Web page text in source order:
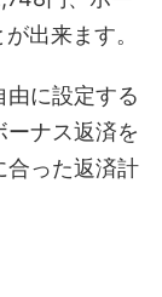
出来ます。
由に設定する
ーナス返済を
合った返済計